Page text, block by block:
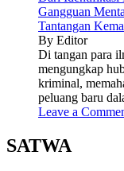
Gangguan
Tantangan
By Editor
Di tangan para
mengungkap
kriminal,
peluang baru
Leave a
SATWA